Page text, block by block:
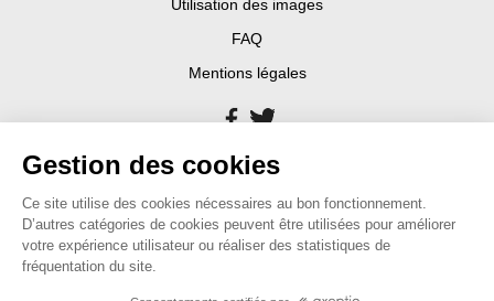
Utilisation des images
FAQ
Mentions légales
Gestion des cookies
Ce site utilise des cookies nécessaires au bon fonctionnement.
D’autres catégories de cookies peuvent être utilisées pour améliorer
votre expérience utilisateur ou réaliser des statistiques de
fréquentation du site.